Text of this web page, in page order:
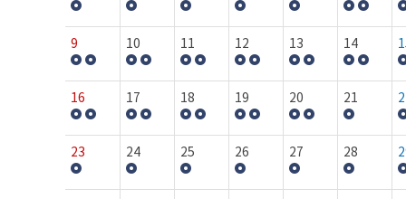
9 10 11 12 13 14
16 17 18 19 20 21
23 24 25 26 27 28